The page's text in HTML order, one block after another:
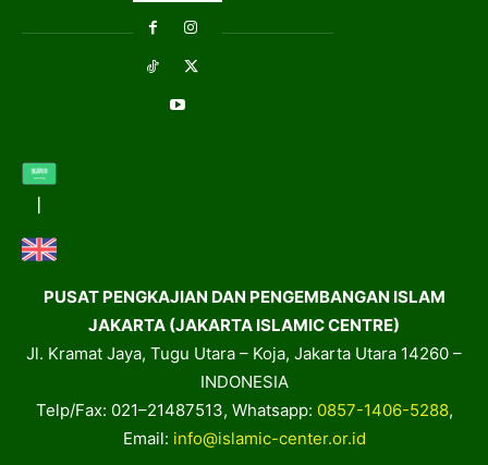
PUSAT PENGKAJIAN DAN PENGEMBANGAN ISLAM
JAKARTA (JAKARTA ISLAMIC CENTRE)
Jl. Kramat Jaya, Tugu Utara – Koja, Jakarta Utara 14260 –
INDONESIA
Telp/Fax: 021–21487513, Whatsapp: 0857-1406-5288,
Email: info@islamic-center.or.id